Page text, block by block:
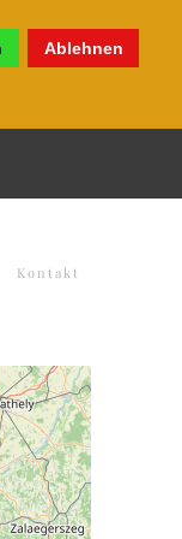
Ablehnen
Kontakt